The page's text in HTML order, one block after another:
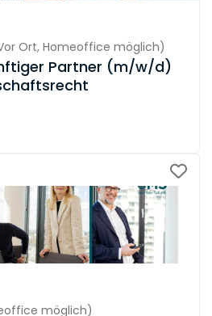
Ort, Homeoffice möglich)
Partner (m/w/d)
möglich)